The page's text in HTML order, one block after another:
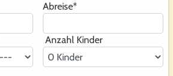
Abreise*
Anzahl Kinder